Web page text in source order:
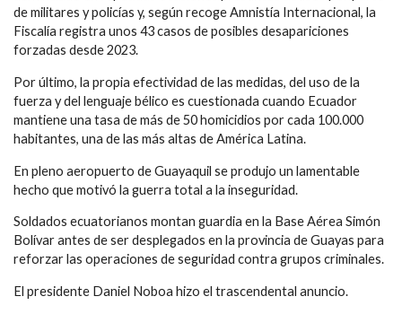
de militares y policías y, según recoge Amnistía Internacional, la
Fiscalía registra unos 43 casos de posibles desapariciones
forzadas desde 2023.
Por último, la propia efectividad de las medidas, del uso de la
fuerza y del lenguaje bélico es cuestionada cuando Ecuador
mantiene una tasa de más de 50 homicidios por cada 100.000
habitantes, una de las más altas de América Latina.
En pleno aeropuerto de Guayaquil se produjo un lamentable
hecho que motivó la guerra total a la inseguridad.
Soldados ecuatorianos montan guardia en la Base Aérea Simón
Bolívar antes de ser desplegados en la provincia de Guayas para
reforzar las operaciones de seguridad contra grupos criminales.
El presidente Daniel Noboa hizo el trascendental anuncio.